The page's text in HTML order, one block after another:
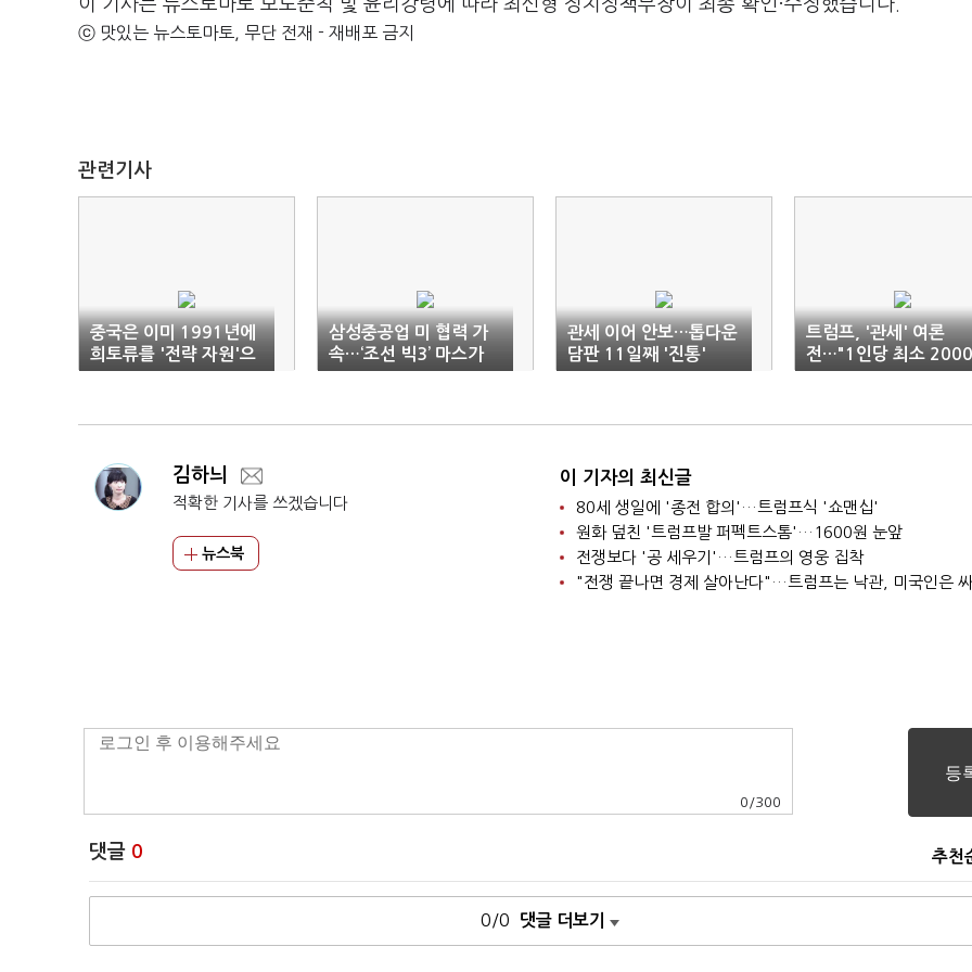
이 기사는 뉴스토마토 보도준칙 및 윤리강령에 따라 최신형 정치정책부장이 최종 확인·수정했습니다.
ⓒ 맛있는 뉴스토마토, 무단 전재 - 재배포 금지
관련기사
중국은 이미 1991년에
희토류를 '전략 자원'으
로 정했다
삼성중공업 미 협력 가
속…‘조선 빅3’ 마스가
본게임
관세 이어 안보…톱다운
담판 11일째 '진통'
트럼프, '관세' 여론
전…"1인당 최소 2000
달러 배당"
김하늬
적확한 기사를 쓰겠습니다
뉴스북
이 기자의 최신글
80세 생일에 '종전 합의'…트럼프식 '쇼맨십'
원화 덮친 '트럼프발 퍼펙트스톰'…1600원 눈앞
전쟁보다 '공 세우기'…트럼프의 영웅 집착
"전쟁 끝나면 경제 살아난다"…트럼프는 낙관, 미국인은
0 /300
댓글 0 추천
0/0 댓글 더보기